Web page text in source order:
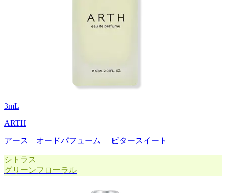
3mL
ARTH
アース オードパフューム ビタースイート
シトラス
グリーンフローラル